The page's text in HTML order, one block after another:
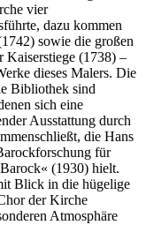
vier
dazu kommen
sowie die großen
Kaiserstiege (1738) –
dieses Malers. Die
Bibliothek sind
sich eine
Ausstattung durch
die Hans
für
(1930) hielt.
Blick in die hügelige
der Kirche
Atmosphäre